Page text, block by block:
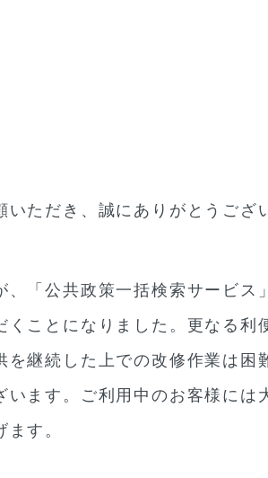
ただき、誠にありがとうござ
、「公共政策一括検索サービ
ことになりました。更なる利
継続した上での改修作業は困
ます。ご利用中のお客様には
す。